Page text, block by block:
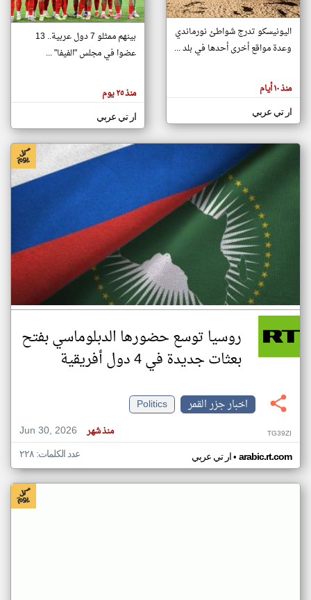
تغيير الدولة
اخبار جزر القمر على مدار الساعة
أهم اخبار جزر القمر العاجلة والمباشرة
هنا عن
وجهة
كاتبيها.
اليونيسكو تدرج شواطئ نورماندي
وعدة مواقع أخرى أحدها في بلد ...
منذ ١٠ أيام
ار تي عربي
بينهم ممثلو 7 دول عربية.. 13
عضوا في مجلس "الفيفا" ...
منذ ٢٥ يوم
ار تي عربي
روسيا توسع حضورها الدبلوماسي بفتح
بعثات جديدة في 4 دول أفريقية
اخبار جزر القمر
Politics
Jun 30, 2026
منذ شهر TG39ZI
ار تي عربي• arabic.rt.com عدد الكلمات: ٢٢٨
klyoum.com